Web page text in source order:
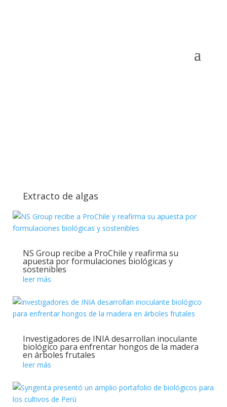
Extracto de algas
NS Group recibe a ProChile y reafirma su
apuesta por formulaciones biológicas y
sostenibles
leer más
Investigadores de INIA desarrollan inoculante
biológico para enfrentar hongos de la madera
en árboles frutales
leer más